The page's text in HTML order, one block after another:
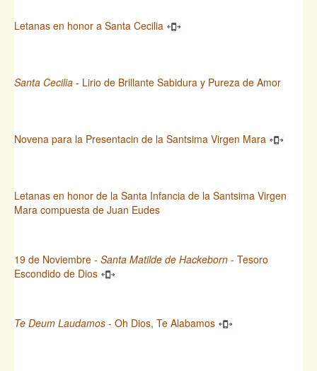
Letanas en honor a Santa Cecilia
Santa Cecilia - Lirio de Brillante Sabidura y Pureza de Amor
Novena para la Presentacin de la Santsima Virgen Mara
Letanas en honor de la Santa Infancia de la Santsima Virgen
Mara compuesta de Juan Eudes
19 de Noviembre - Santa Matilde de Hackeborn - Tesoro
Escondido de Dios
Te Deum Laudamos - Oh Dios, Te Alabamos